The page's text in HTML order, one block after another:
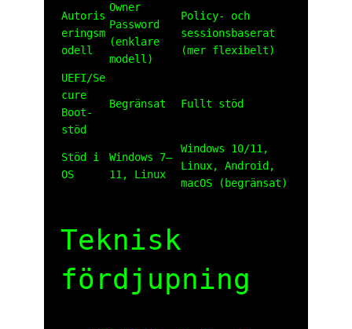
Autoris
eringsm
odell
Owner
Password
(enklare
modell)
Policy- och
sessionsbaserat
(mer flexibelt)
UEFI/Se
cure
Boot-
stöd
Begränsat Fullt stöd
Stöd i
OS
Windows 7–
11, Linux
Windows 10/11,
Linux, Android,
macOS (begränsat)
Teknisk
fördjupning